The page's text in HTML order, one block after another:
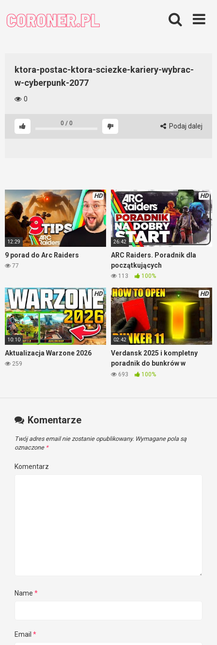
content
ktora-postac-ktora-sciezke-kariery-wybrac-
w-cyberpunk-2077
0
0 / 0 Podaj dalej
HD
12:29
9 porad do Arc Raiders
77
HD
26:42
ARC Raiders. Poradnik dla
początkujących
113 100%
HD
10:10
Aktualizacja Warzone 2026
259
HD
02:42
Verdansk 2025 i kompletny
poradnik do bunkrów w
Warzone
693 100%
Komentarze
Twój adres email nie zostanie opublikowany. Wymagane pola są
oznaczone *
Komentarz
Name *
Email *